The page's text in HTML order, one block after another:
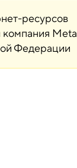
ресурсов
компания Meta
Федерации